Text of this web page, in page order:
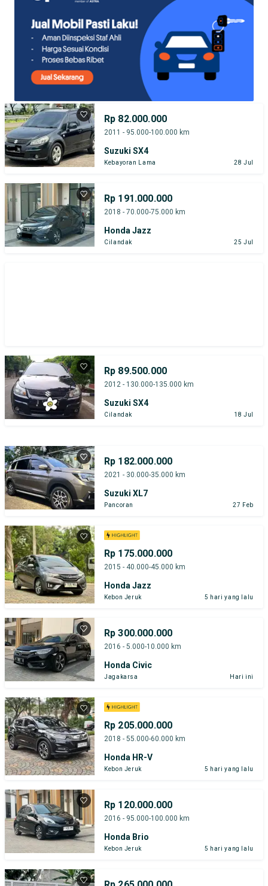
Rp 82.000.000
2011 - 95.000-100.000 km
Suzuki SX4
Kebayoran Lama 28 Jul
Rp 191.000.000
2018 - 70.000-75.000 km
Honda Jazz
Cilandak 25 Jul
Rp 89.500.000
2012 - 130.000-135.000 km
Suzuki SX4
Cilandak 18 Jul
Rp 182.000.000
2021 - 30.000-35.000 km
Suzuki XL7
Pancoran 27 Feb
Rp 175.000.000
2015 - 40.000-45.000 km
Honda Jazz
Kebon Jeruk 5 hari yang lalu
Rp 300.000.000
2016 - 5.000-10.000 km
Honda Civic
Jagakarsa Hari ini
Rp 205.000.000
2018 - 55.000-60.000 km
Honda HR-V
Kebon Jeruk 5 hari yang lalu
Rp 120.000.000
2016 - 95.000-100.000 km
Honda Brio
Kebon Jeruk 5 hari yang lalu